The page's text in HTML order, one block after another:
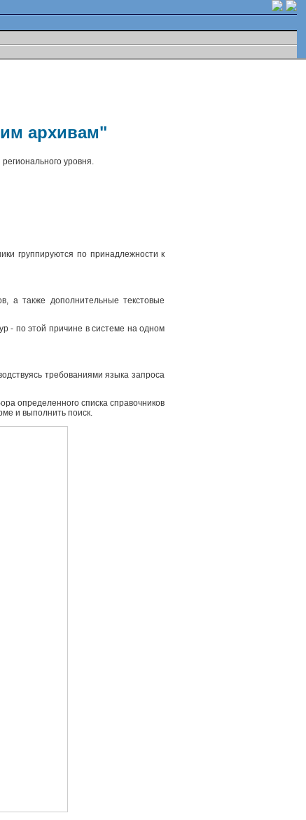
архивам"
уровня.
группируются по принадлежности к
а также дополнительные текстовые
- по этой причине в системе на одном
требованиями языка запроса
определенного списка справочников
и выполнить поиск.